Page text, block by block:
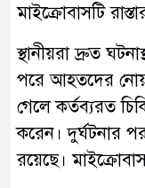
মাইক্রোবাসটি
স্থানীয়রা দ্রুত
পরে আহতদের
গেলে কর্তব্যরত
করেন। দুর্ঘটনার
রয়েছে।